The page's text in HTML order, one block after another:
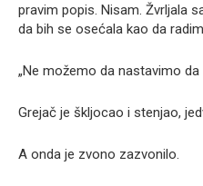
pravim popis. Nisam. Žvrljala
da bih se osećala kao da
„Ne možemo da nastavimo
Grejač je škljocao i stenjao,
A onda je zvono zazvonilo.